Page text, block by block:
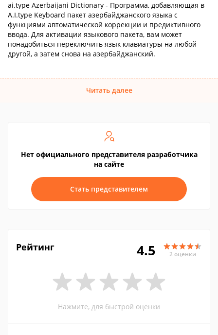
ai.type Azerbaijani Dictionary - Программа, добавляющая в
A.I.type Keyboard пакет азербайджанского языка с
функциями автоматической коррекции и предиктивного
ввода. Для активации языкового пакета, вам может
понадобиться переключить язык клавиатуры на любой
другой, а затем снова на азербайджанский.
Читать далее
Нет официального представителя разработчика
на сайте
Стать представителем
Рейтинг 4.5 2 оценки
Нажмите, для быстрой оценки